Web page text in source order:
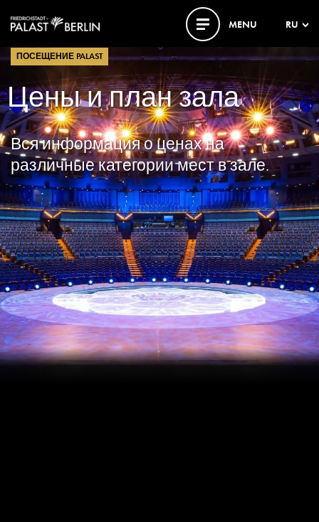
MENU RU
ПОСЕЩЕНИЕ PALAST
Цены и план зала
Вся информация о ценах на
различные категории мест в зале.